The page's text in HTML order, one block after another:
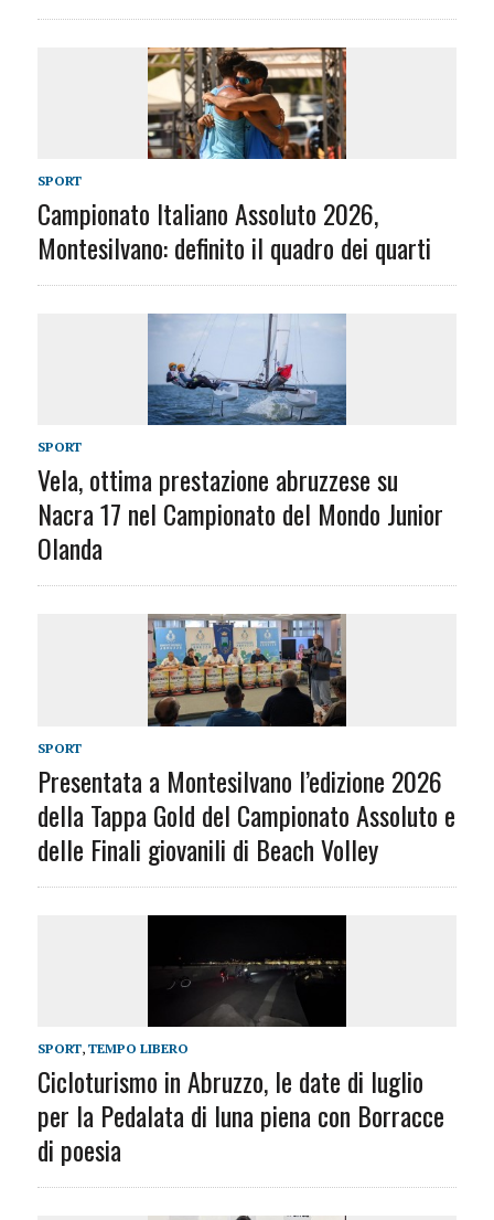
SPORT
Campionato Italiano Assoluto 2026,
Montesilvano: definito il quadro dei quarti
SPORT
Vela, ottima prestazione abruzzese su
Nacra 17 nel Campionato del Mondo Junior
Olanda
SPORT
Presentata a Montesilvano l’edizione 2026
della Tappa Gold del Campionato Assoluto e
delle Finali giovanili di Beach Volley
SPORT, TEMPO LIBERO
Cicloturismo in Abruzzo, le date di luglio
per la Pedalata di luna piena con Borracce
di poesia